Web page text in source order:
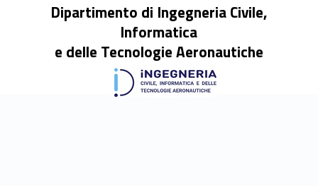
Dipartimento di Ingegneria Civile,
Informatica
e delle Tecnologie Aeronautiche